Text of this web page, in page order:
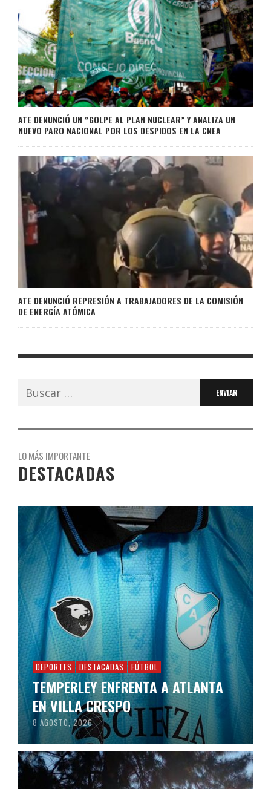
ATE DENUNCIÓ UN “GOLPE AL PLAN NUCLEAR” Y ANALIZA UN
NUEVO PARO NACIONAL POR LOS DESPIDOS EN LA CNEA
ATE DENUNCIÓ REPRESIÓN A TRABAJADORES DE LA COMISIÓN
DE ENERGÍA ATÓMICA
Buscar:
LO MÁS IMPORTANTE
DESTACADAS
DEPORTES DESTACADAS FÚTBOL
TEMPERLEY ENFRENTA A ATLANTA
EN VILLA CRESPO
8 AGOSTO, 2026